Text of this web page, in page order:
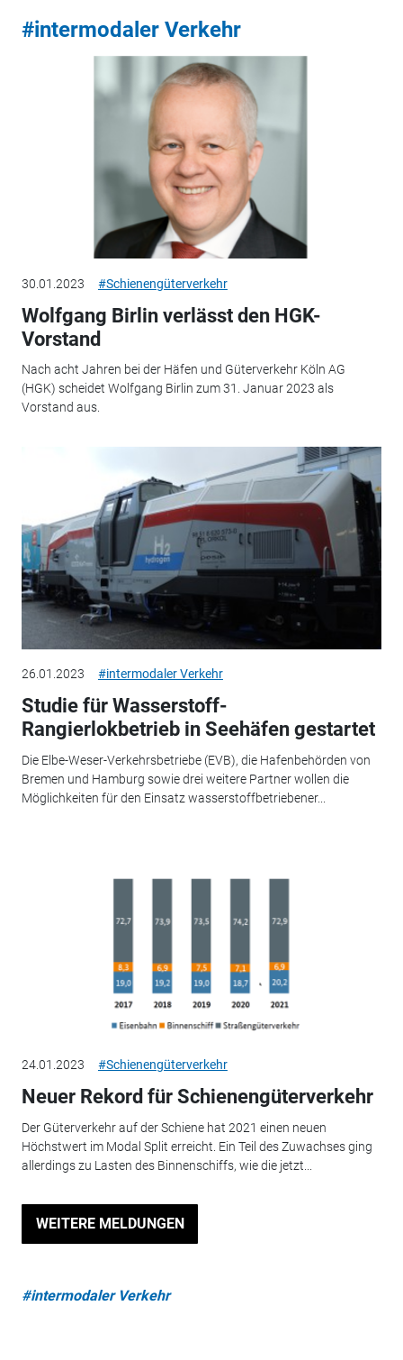
#intermodaler Verkehr
30.01.2023 #Schienengüterverkehr
Wolfgang Birlin verlässt den HGK-
Vorstand
Nach acht Jahren bei der Häfen und Güterverkehr Köln AG
(HGK) scheidet Wolfgang Birlin zum 31. Januar 2023 als
Vorstand aus.
26.01.2023 #intermodaler Verkehr
Studie für Wasserstoff-
Rangierlokbetrieb in Seehäfen gestartet
Die Elbe-Weser-Verkehrsbetriebe (EVB), die Hafenbehörden von
Bremen und Hamburg sowie drei weitere Partner wollen die
Möglichkeiten für den Einsatz wasserstoffbetriebener...
24.01.2023 #Schienengüterverkehr
Neuer Rekord für Schienengüterverkehr
Der Güterverkehr auf der Schiene hat 2021 einen neuen
Höchstwert im Modal Split erreicht. Ein Teil des Zuwachses ging
allerdings zu Lasten des Binnenschiffs, wie die jetzt...
WEITERE MELDUNGEN
#intermodaler Verkehr